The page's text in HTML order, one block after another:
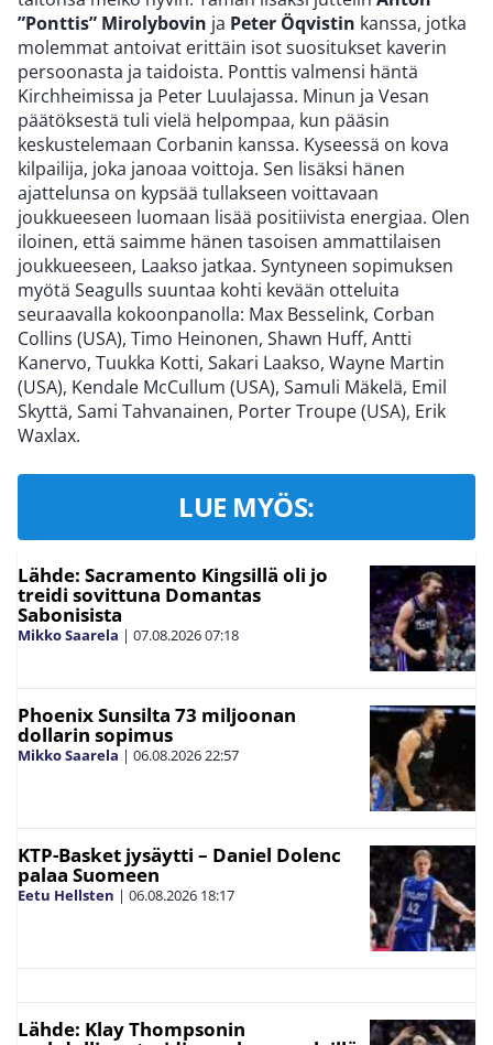
”Ponttis” Mirolybovin ja Peter Öqvistin kanssa, jotka
molemmat antoivat erittäin isot suositukset kaverin
persoonasta ja taidoista. Ponttis valmensi häntä
Kirchheimissa ja Peter Luulajassa. Minun ja Vesan
päätöksestä tuli vielä helpompaa, kun pääsin
keskustelemaan Corbanin kanssa. Kyseessä on kova
kilpailija, joka janoaa voittoja. Sen lisäksi hänen
ajattelunsa on kypsää tullakseen voittavaan
joukkueeseen luomaan lisää positiivista energiaa. Olen
iloinen, että saimme hänen tasoisen ammattilaisen
joukkueeseen, Laakso jatkaa. Syntyneen sopimuksen
myötä Seagulls suuntaa kohti kevään otteluita
seuraavalla kokoonpanolla: Max Besselink, Corban
Collins (USA), Timo Heinonen, Shawn Huff, Antti
Kanervo, Tuukka Kotti, Sakari Laakso, Wayne Martin
(USA), Kendale McCullum (USA), Samuli Mäkelä, Emil
Skyttä, Sami Tahvanainen, Porter Troupe (USA), Erik
Waxlax.
LUE MYÖS:
Lähde: Sacramento Kingsillä oli jo
treidi sovittuna Domantas
Sabonisista
Mikko Saarela | 07.08.202607:18
Phoenix Sunsilta 73 miljoonan
dollarin sopimus
Mikko Saarela | 06.08.2026 22:57
KTP-Basket jysäytti – Daniel Dolenc
palaa Suomeen
Eetu Hellsten | 06.08.2026 18:17
Lähde: Klay Thompsonin